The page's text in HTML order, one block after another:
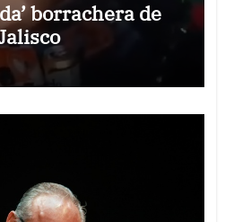
borrachera de